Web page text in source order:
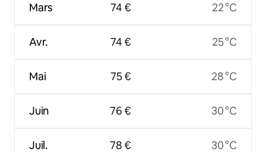
Mars
Avr.
Mai
Juin
Juil.
74 €
74 €
75 €
76 €
78 €
22 °C
25 °C
28 °C
30 °C
30 °C